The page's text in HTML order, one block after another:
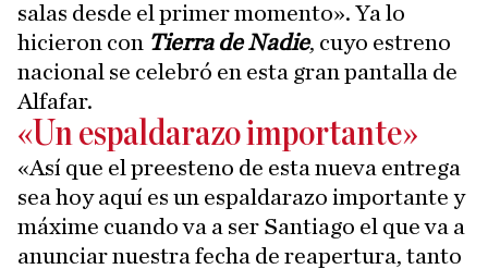
salas desde el primer momento». Ya lo
hicieron con Tierra de Nadie, cuyo estreno
nacional se celebró en esta gran pantalla de
Alfafar.
«Un espaldarazo importante»
«Así que el preesteno de esta nueva entrega
sea hoy aquí es un espaldarazo importante y
máxime cuando va a ser Santiago el que va a
anunciar nuestra fecha de reapertura, tanto